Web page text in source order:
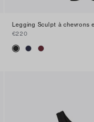
Legging Sculpt à chevrons
€220